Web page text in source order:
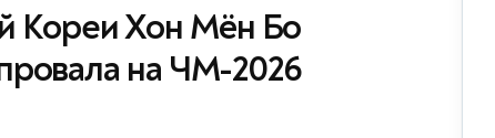
Кореи Хон Мён Бо
на ЧМ-2026